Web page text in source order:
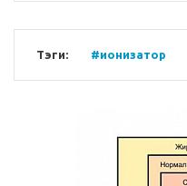
Тэги: #ионизатор